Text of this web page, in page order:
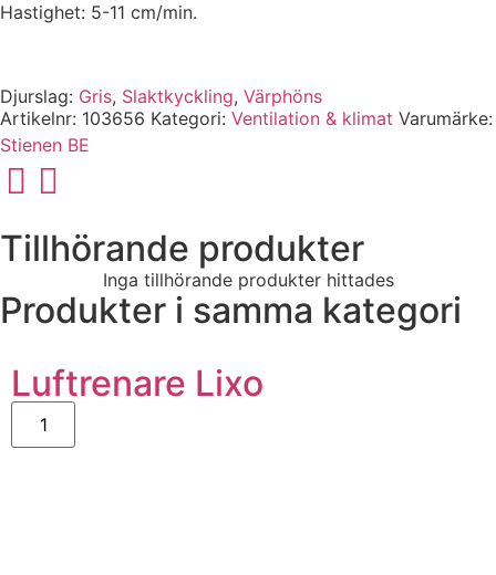
Hastighet: 5-11 cm/min.
Djurslag: Gris, Slaktkyckling, Värphöns
Artikelnr: 103656 Kategori: Ventilation & klimat Varumärke:
Stienen BE
Tillhörande produkter
Inga tillhörande produkter hittades
Produkter i samma kategori
Luftrenare Lixo